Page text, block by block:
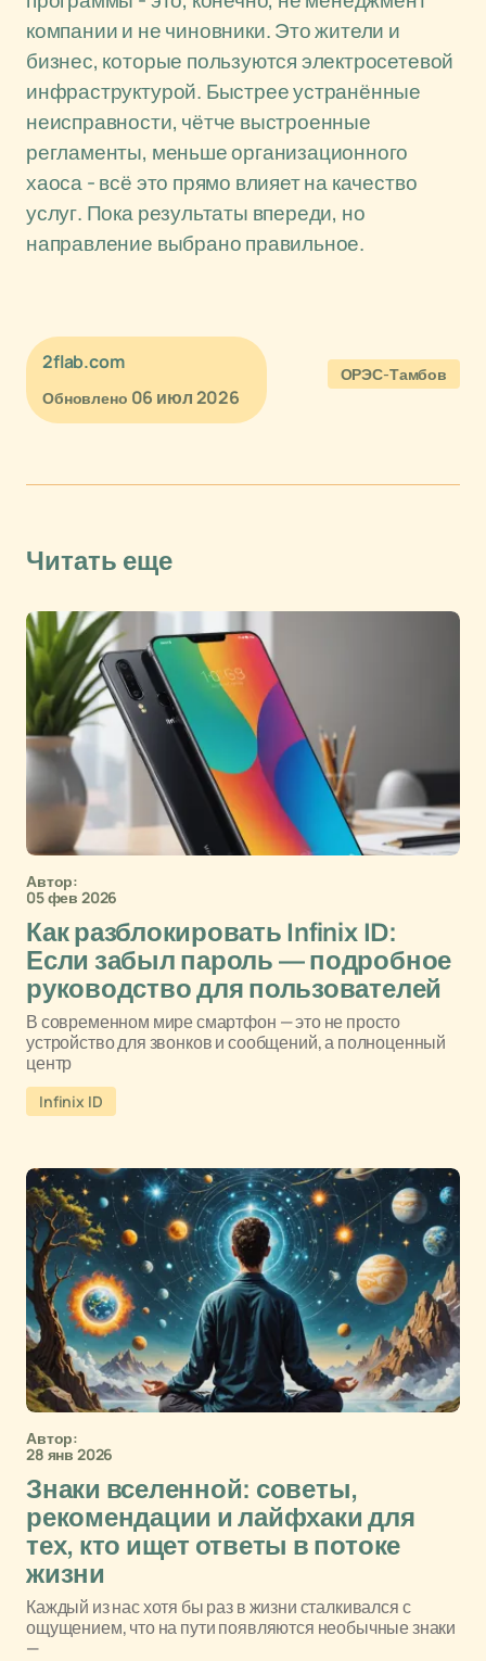
компании и не чиновники. Это жители и
бизнес, которые пользуются электросетевой
инфраструктурой. Быстрее устранённые
неисправности, чётче выстроенные
регламенты, меньше организационного
хаоса - всё это прямо влияет на качество
услуг. Пока результаты впереди, но
направление выбрано правильное.
2flab.com
Обновлено 06 июл 2026
ОРЭС-Тамбов
Читать еще
Автор:
05 фев 2026
Как разблокировать Infinix ID:
Если забыл пароль — подробное
руководство для пользователей
В современном мире смартфон — это не просто
устройство для звонков и сообщений, а полноценный
центр
Infinix ID
Автор:
28 янв 2026
Знаки вселенной: советы,
рекомендации и лайфхаки для
тех, кто ищет ответы в потоке
жизни
Каждый из нас хотя бы раз в жизни сталкивался с
ощущением, что на пути появляются необычные знаки
—